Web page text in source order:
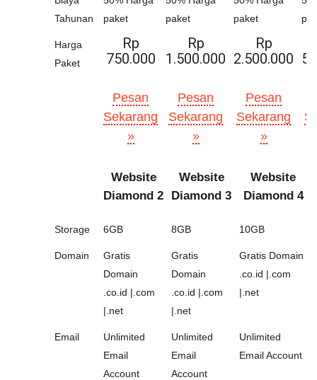
Tahunan
paket
paket
paket
Harga
Paket
Rp
750.000
Rp
1.500.000
Rp
2.500.000
Pesan
Sekarang
»
Pesan
Sekarang
»
Pesan
Sekarang
»
Website
Diamond 2
Website
Diamond 3
Website
Diamond 4
Storage 6GB 8GB 10GB
Domain
Gratis
Domain
.co.id |.com
|.net
Gratis
Domain
.co.id |.com
|.net
Gratis Domain
.co.id |.com
|.net
Email
Unlimited
Email
Account
Unlimited
Email
Account
Unlimited
Email Account